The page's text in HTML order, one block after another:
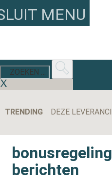
MENU
TRENDING
bonusregeling
berichten